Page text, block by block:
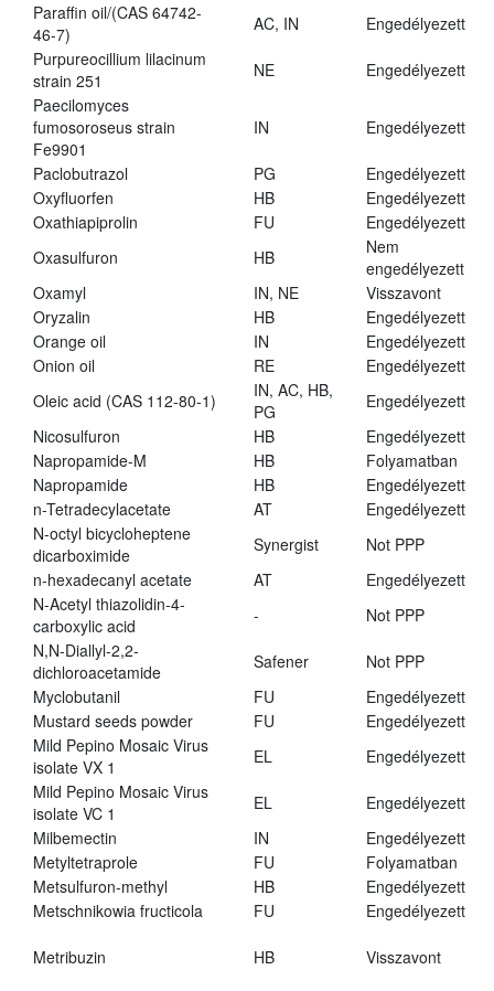
Paraffin oil/(CAS 64742-
46-7)
AC, IN
Engedélyezett
Purpureocillium lilacinum
strain 251
NE
Engedélyezett
Paecilomyces
fumosoroseus strain
Fe9901
IN Engedélyezett
Paclobutrazol PG
Engedélyezett
Oxyfluorfen
HB
Engedélyezett
Oxathiapiprolin
FU
Engedélyezett
Oxasulfuron
HB
Nem
engedélyezett
Oxamyl
IN, NE
Visszavont
Oryzalin
HB
Engedélyezett
Orange oil
IN
Engedélyezett
Onion oil
RE
Engedélyezett
Oleic acid (CAS 112-80-1)
IN, AC, HB,
PG
Engedélyezett
Nicosulfuron
HB
Engedélyezett
Napropamide-M
HB
Folyamatban
Napropamide
HB
Engedélyezett
n-Tetradecylacetate
AT
Engedélyezett
N-octyl bicycloheptene
dicarboximide
Synergist
Not PPP
n-hexadecanyl acetate
AT
Engedélyezett
N-Acetyl thiazolidin-4-
carboxylic acid
-
Not PPP
N,N-Diallyl-2,2-
dichloroacetamide
Safener
Not PPP
Myclobutanil
FU
Engedélyezett
Mustard seeds powder
FU
Engedélyezett
Mild Pepino Mosaic Virus
isolate VX 1
EL
Engedélyezett
Mild Pepino Mosaic Virus
isolate VC 1
EL
Engedélyezett
Milbemectin
IN
Engedélyezett
Metyltetraprole
FU
Folyamatban
Metsulfuron-methyl
HB
Engedélyezett
Metschnikowia fructicola
FU Engedélyezett
Metribuzin HB Visszavont